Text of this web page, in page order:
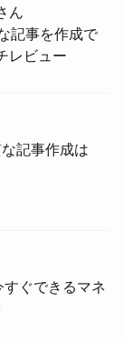
ん
記事を作成で
レビュー
記事作成は
ぐできるマネ